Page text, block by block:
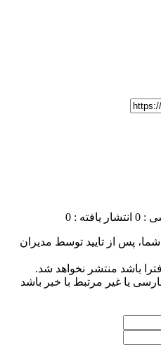
: 0 انتشار یافته : 0
پس از تایید توسط مدیران
باشد منتشر نخواهد شد.
یا غیر مرتبط با خبر باشد